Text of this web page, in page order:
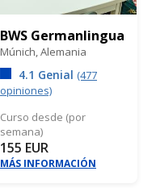
BWS Germanlingua
Múnich,Alemania
4.1 Genial (477
opiniones)
Curso desde (por
semana)
155 EUR
MÁS INFORMACIÓN